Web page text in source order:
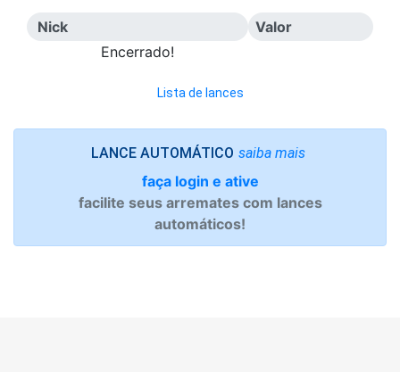
Nick
Valor
Encerrado!
Lista de lances
LANCE AUTOMÁTICO saiba mais
faça login e ative
facilite seus arremates com lances
automáticos!